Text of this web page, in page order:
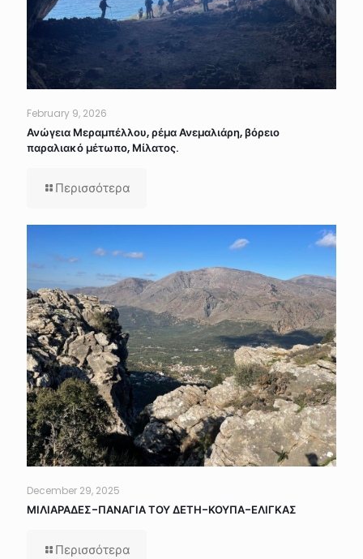
February 9, 2026
Ανώγεια Μεραμπέλλου, ρέμα Ανεμαλιάρη, βόρειο
παραλιακό μέτωπο, Μίλατος.
Περισσότερα
December 29, 2025
ΜΙΛΙΑΡΑΔΕΣ-ΠΑΝΑΓΙΑ ΤΟΥ ΔΕΤΗ-ΚΟΥΠΑ-ΕΛΙΓΚΑΣ
Περισσότερα